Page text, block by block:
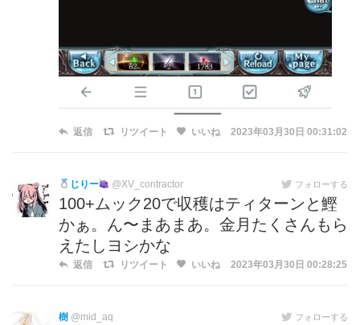
返信 リツイート いいね 2023年03月30日 00:31:02
じりー @XV_contractor フォローする
100+ムック20で収穫はティターンと鰹
かぁ。ん〜まあまあ。金月たくさんもら
えたしヨシかな
返信 リツイート いいね 2023年03月30日 00:28:25
樹 @mid_aq フォローする